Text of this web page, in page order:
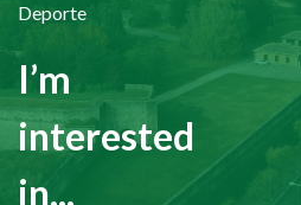
Deporte
I’m
interested
in...